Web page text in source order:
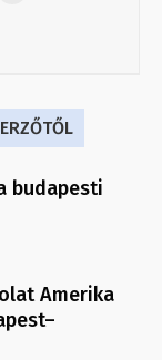
budapesti
Amerika